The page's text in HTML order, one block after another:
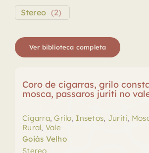
Stereo (2)
Ver biblioteca completa
Coro de cigarras, grilo
mosca, passaros juriti no
Cigarra,Grilo, Insetos, Juriti,
Rural, Vale
Goiás Velho
Stereo